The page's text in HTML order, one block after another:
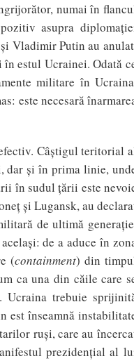
numai în
asupra
Vladimir Putin au
estul Ucrainei. Odată
militare în
este necesară
Câştigul teritorial
dar şi în prima linie,
în sudul ţării este
şi Lugansk, au
de ultimă
de a aduce în
(containment) din
ca una din căile care
Ucraina trebuie
est înseamnă
ruşi, care au
prezidenţial al